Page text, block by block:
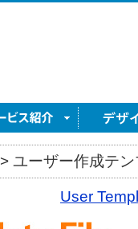
> ユーザー作成テ
User